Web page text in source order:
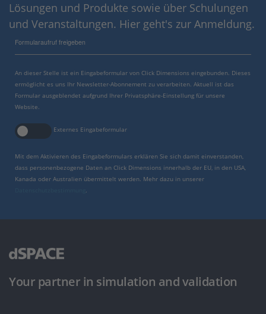
Lösungen und Produkte sowie über Schulungen
und Veranstaltungen. Hier geht's zur Anmeldung.
Formularaufruf freigeben
An dieser Stelle ist ein Eingabeformular von Click Dimensions eingebunden. Dieses
ermöglicht es uns Ihr Newsletter-Abonnement zu verarbeiten. Aktuell ist das
Formular ausgeblendet aufgrund Ihrer Privatsphäre-Einstellung für unsere
Website.
Externes Eingabeformular
Mit dem Aktivieren des Eingabeformulars erklären Sie sich damit einverstanden,
dass personenbezogene Daten an Click Dimensions innerhalb der EU, in den USA,
Kanada oder Australien übermittelt werden. Mehr dazu in unserer
Your partner in simulation and validation